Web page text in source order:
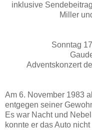
inklusive
Miller
Sonntag
Adventskonzert
Am 6. November 1983
entgegen seiner
Es war Nacht und
konnte er das Auto